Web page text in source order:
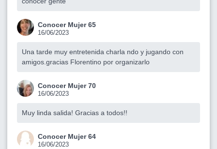
Conocer Mujer 65
16/06/2023
Una tarde muy entretenida charla ndo y jugando con
amigos.gracias Florentino por organizarlo
Conocer Mujer 70
16/06/2023
Muy linda salida! Gracias a todos!!
Conocer Mujer 64
16/06/2023